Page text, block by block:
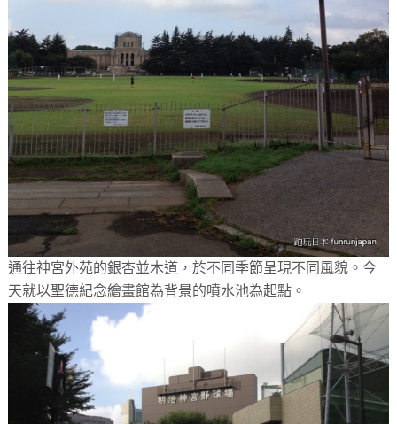
通往神宮外苑的銀杏並木道，於不同季節呈現不同風貌。今
天就以聖德紀念繪畫館為背景的噴水池為起點。